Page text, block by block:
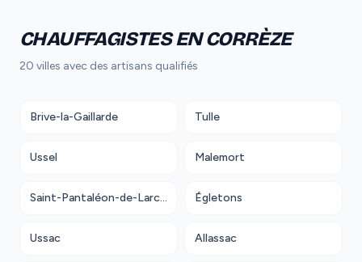
CHAUFFAGISTES EN CORRÈZE
20 villes avec des artisans qualifiés
Brive-la-Gaillarde Tulle
Ussel Malemort
Saint-Pantaléon-de-Larche Égletons
Ussac Allassac